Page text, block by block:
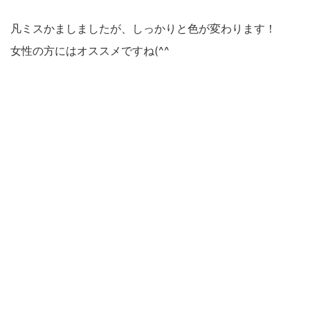
凡ミスかましましたが、しっかりと色が変わります！
女性の方にはオススメですね(^^ゞ